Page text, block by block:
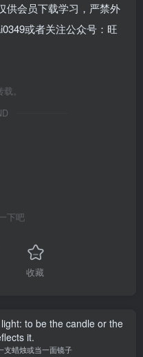
供会员下载学习，严禁外
或者关注公众号：旺
。
下吧
收藏
to be the candle or the
it.
支蜡烛或当一面镜子